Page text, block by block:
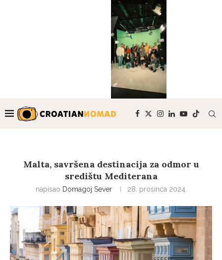
Malta, savršena destinacija za odmor u
središtu Mediterana
napisao Domagoj Sever 28. prosinca 2024.